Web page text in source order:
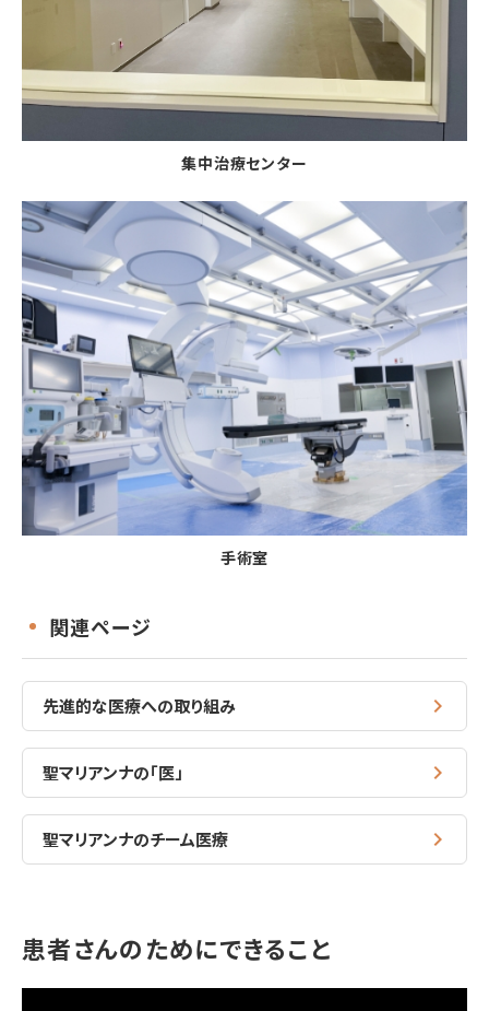
集中治療センター
手術室
関連ページ
先進的な医療への取り組み
聖マリアンナの「医」
聖マリアンナのチーム医療
患者さんのためにできること